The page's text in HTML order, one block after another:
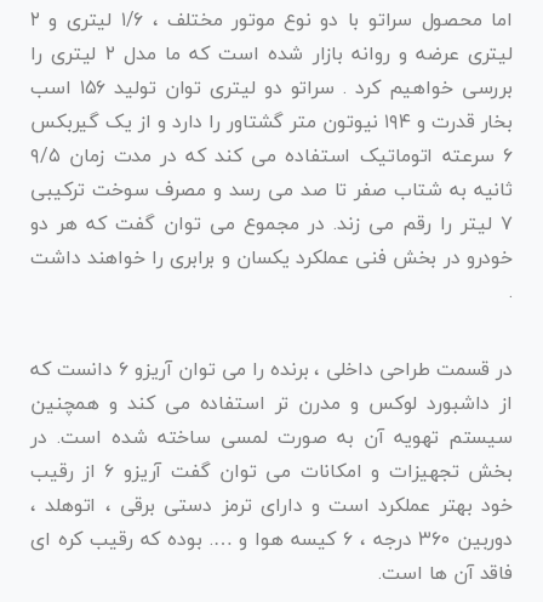
اما محصول سراتو با دو نوع موتور مختلف ، ۱/۶ لیتری و ۲
لیتری عرضه و روانه بازار شده است که ما مدل ۲ لیتری را
بررسی خواهیم کرد . سراتو دو لیتری توان تولید ۱۵۶ اسب
بخار قدرت و ۱۹۴ نیوتون متر گشتاور را دارد و از یک گیربکس
۶ سرعته اتوماتیک استفاده می کند که در مدت زمان ۹/۵
ثانیه به شتاب صفر تا صد می رسد و مصرف سوخت ترکیبی
۷ لیتر را رقم می زند. در مجموع می توان گفت که هر دو
خودرو در بخش فنی عملکرد یکسان و برابری را خواهند داشت
.
در قسمت طراحی داخلی ، برنده را می توان آریزو ۶ دانست که
از داشبورد لوکس و مدرن تر استفاده می کند و همچنین
سیستم تهویه آن به صورت لمسی ساخته شده است. در
بخش تجهیزات و امکانات می توان گفت آریزو ۶ از رقیب
خود بهتر عملکرد است و دارای ترمز دستی برقی ، اتوهلد ،
دوربین ۳۶۰ درجه ، ۶ کیسه هوا و …. بوده که رقیب کره ای
فاقد آن ها است.